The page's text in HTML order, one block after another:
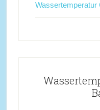
Wassertemperatur